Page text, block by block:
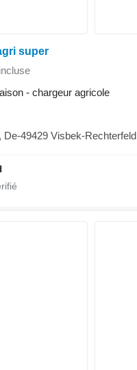
super
- chargeur agricole
De-49429 Visbek-Rechterfeld